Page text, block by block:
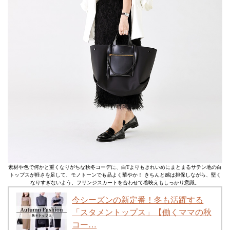
素材や色で何かと重くなりがちな秋冬コーデに、白Tよりもきれいめにまとまるサテン地の白
トップスが軽さを足して、モノトーンでも品よく華やか！ きちんと感は担保しながら、堅く
なりすぎないよう、フリンジスカートを合わせて着映えもしっかり意識。
今シーズンの新定番！冬も活躍する
「スタメントップス」【働くママの秋
コー…